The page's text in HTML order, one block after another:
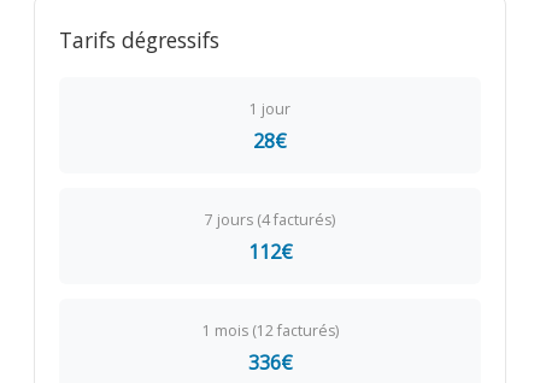
Tarifs dégressifs
1 jour
28€
7 jours (4 facturés)
112€
1 mois (12 facturés)
336€